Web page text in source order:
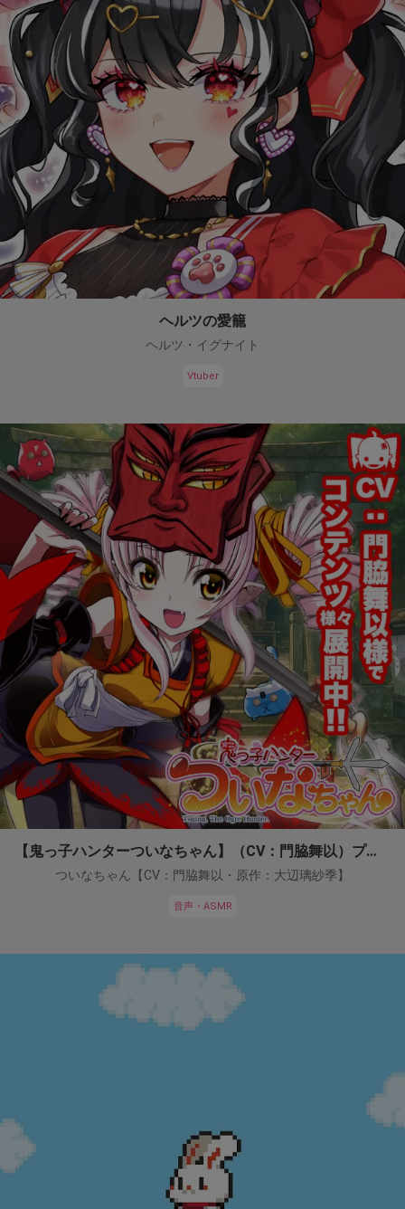
ヘルツの愛籠
ヘルツ・イグナイト
Vtuber
【鬼っ子ハンターついなちゃん】（CV：門脇舞以）プロジェクト！
ついなちゃん【CV：門脇舞以・原作：大辺璃紗季】
音声・ASMR